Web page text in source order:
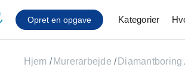
Opret en opgave Kategorier
Hjem / Murerarbejde / Diamantboring